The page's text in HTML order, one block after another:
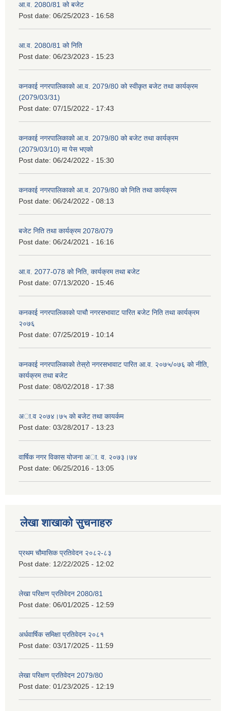
आ.व. 2080/81 को बजेट
Post date: 06/25/2023 - 16:58
आ.व. 2080/81 को निति
Post date: 06/23/2023 - 15:23
कनकाई नगरपालिकाको आ.व. 2079/80 को स्वीकृत बजेट तथा कार्यक्रम
(2079/03/31)
Post date: 07/15/2022 - 17:43
कनकाई नगरपालिकाको आ.व. 2079/80 को बजेट तथा कार्यक्रम
(2079/03/10) मा पेस भएको
Post date: 06/24/2022 - 15:30
कनकाई नगरपालिकाको आ.व. 2079/80 को निति तथा कार्यक्रम
Post date: 06/24/2022 - 08:13
बजेट निति तथा कार्यक्रम 2078/079
Post date: 06/24/2021 - 16:16
आ.व. 2077-078 को निति, कार्यक्रम तथा बजेट
Post date: 07/13/2020 - 15:46
कनकाई नगरपालिकाको पाचौ नगरसभावाट पारित बजेट निति तथा कार्यक्रम
२०७६
Post date: 07/25/2019 - 10:14
कनकाई नगरपालिकाको तेस्रो नगरसभावाट पारित आ.व. २०७५/०७६ को नीति,
कार्यक्रम तथा बजेट
Post date: 08/02/2018 - 17:38
अा.व २०७४।७५ काे बजेट तथा कायर्कम
Post date: 03/28/2017 - 13:23
वार्षिक नगर विकास योजना अा. व. २०७३।७४
Post date: 06/25/2016 - 13:05
लेखा शाखाको सुचनाहरु
प्रथम चौमासिक प्रतिवेदन २०८२-८३
Post date: 12/22/2025 - 12:02
लेखा परिक्षण प्रतिवेदन 2080/81
Post date: 06/01/2025 - 12:59
अर्धवार्षिक समिक्षा प्रतिवेदन २०८१
Post date: 03/17/2025 - 11:59
लेखा परिक्षण प्रतिवेदन 2079/80
Post date: 01/23/2025 - 12:19